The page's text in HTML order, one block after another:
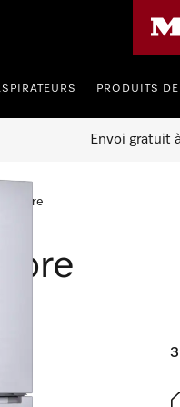
PRODUITS
Envoi gratuit
libre
3